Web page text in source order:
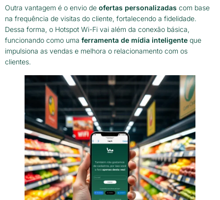
Outra vantagem é o envio de ofertas personalizadas com base
na frequência de visitas do cliente, fortalecendo a fidelidade.
Dessa forma, o Hotspot Wi-Fi vai além da conexão básica,
funcionando como uma ferramenta de mídia inteligente que
impulsiona as vendas e melhora o relacionamento com os
clientes.